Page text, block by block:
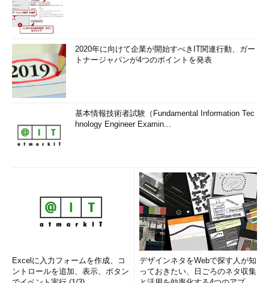
2020年に向けて企業が開始すべきIT関連行動、ガー
トナージャパンが4つのポイントを発表
基本情報技術者試験（Fundamental Information Tec
hnology Engineer Examin...
Excelに入力フォームを作成、コ
ントロールを追加、表示、ボタン
デザインネタをWebで探す人が知
っておきたい、日ごろのネタ収集